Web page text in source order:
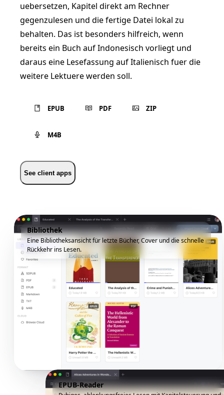
uebersetzen, Kapitel direkt am Rechner
gegenzulesen und die fertige Datei lokal zu
behalten. Das ist besonders hilfreich, wenn
bereits ein Buch auf Indonesisch vorliegt und
daraus eine Lesefassung auf Italienisch fuer die
weitere Lektuere werden soll.
EPUB PDF ZIP
M4B
See client apps
Bibliothek
Eine Bibliotheksansicht für letzte Bücher, Cover und die schnelle
Rückkehr ins Lesen.
EPUB-Reader